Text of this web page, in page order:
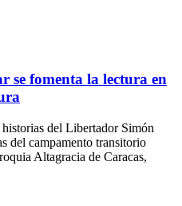
se fomenta la lectura en
del Libertador Simón
del campamento transitorio
Altagracia de Caracas,